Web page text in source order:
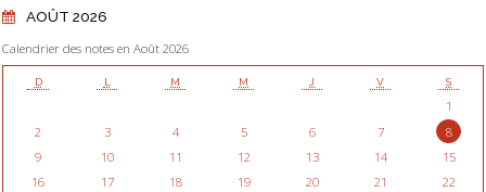
AOÛT 2026
Calendrier des notes en Août 2026
D L M M J V S
1
2
3 4 5 6 7
8
9
10 11 12 13 14
15
16
17 18 19 20 21
22